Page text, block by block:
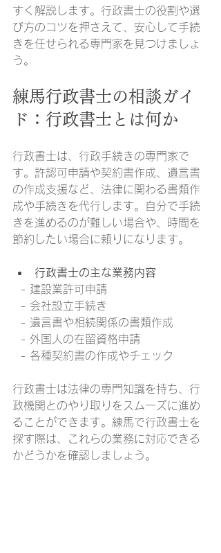
すく解説します。行政書士の役割や選
び方のコツを押さえて、安心して手続
きを任せられる専門家を見つけましょ
う。
練馬行政書士の相談ガイ
ド：行政書士とは何か
行政書士は、行政手続きの専門家で
す。許認可申請や契約書作成、遺言書
の作成支援など、法律に関わる書類作
成や手続きを代行します。自分で手続
きを進めるのが難しい場合や、時間を
節約したい場合に頼りになります。
行政書士の主な業務内容
  - 建設業許可申請
  - 会社設立手続き
  - 遺言書や相続関係の書類作成
  - 外国人の在留資格申請
  - 各種契約書の作成やチェック
行政書士は法律の専門知識を持ち、行
政機関とのやり取りをスムーズに進め
ることができます。練馬で行政書士を
探す際は、これらの業務に対応できる
かどうかを確認しましょう。